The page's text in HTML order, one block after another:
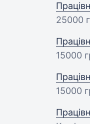
25000
15000
15000